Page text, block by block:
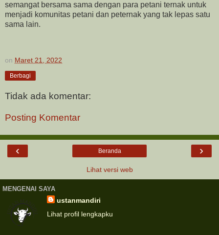
semangat bersama sama dengan para petani ternak untuk
menjadi komunitas petani dan peternak yang tak lepas satu
sama lain.
on Maret 21, 2022
Berbagi
Tidak ada komentar:
Posting Komentar
‹ ›
Beranda
Lihat versi web
MENGENAI SAYA
ustanmandiri
Lihat profil lengkapku